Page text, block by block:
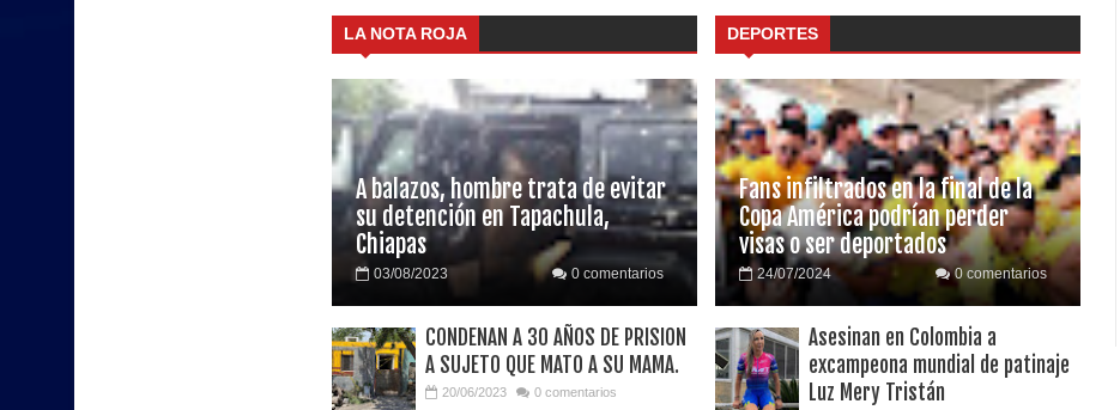
LA NOTA ROJA
A balazos, hombre trata de evitar
su detención en Tapachula,
Chiapas
03/08/2023 0 comentarios
CONDENAN A 30 AÑOS DE PRISION
A SUJETO QUE MATO A SU MAMA.
20/06/2023 0 comentarios
DEPORTES
Fans infiltrados en la final de la
Copa América podrían perder
visas o ser deportados
24/07/2024 0 comentarios
Asesinan en Colombia a
excampeona mundial de patinaje
Luz Mery Tristán